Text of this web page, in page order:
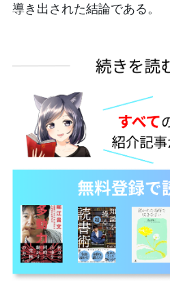
導き出された結論である。